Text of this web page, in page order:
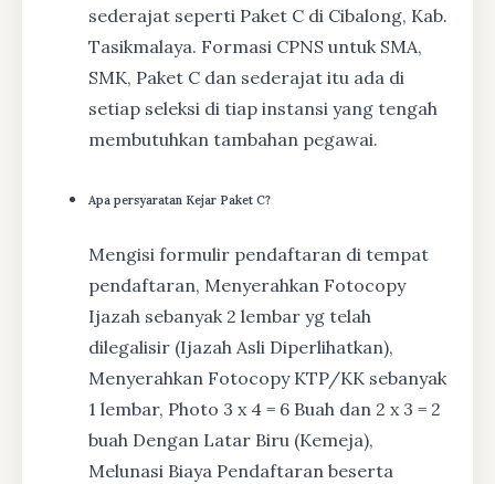
sederajat seperti Paket C di Cibalong, Kab.
Tasikmalaya. Formasi CPNS untuk SMA,
SMK, Paket C dan sederajat itu ada di
setiap seleksi di tiap instansi yang tengah
membutuhkan tambahan pegawai.
Apa persyaratan Kejar Paket C?
Mengisi formulir pendaftaran di tempat
pendaftaran, Menyerahkan Fotocopy
Ijazah sebanyak 2 lembar yg telah
dilegalisir (Ijazah Asli Diperlihatkan),
Menyerahkan Fotocopy KTP/KK sebanyak
1 lembar, Photo 3 x 4 = 6 Buah dan 2 x 3 = 2
buah Dengan Latar Biru (Kemeja),
Melunasi Biaya Pendaftaran beserta